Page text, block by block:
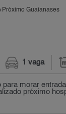
Próximo Guaianases
1 vaga
morar
próximo